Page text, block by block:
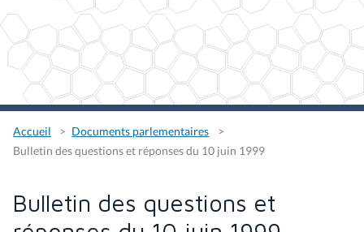
Accueil
Documents parlementaires
Bulletin des questions et réponses du 10 juin 1999
Bulletin des questions et